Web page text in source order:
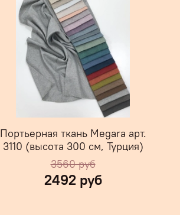
Портьерная ткань Megara арт.
3110 (высота 300 см, Турция)
3560 руб
2492 руб